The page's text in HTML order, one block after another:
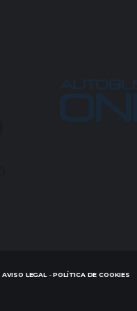
AVISO LEGAL-POLÍTICA DE COOKIES